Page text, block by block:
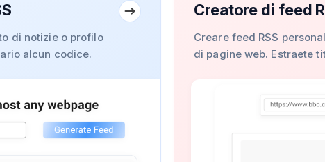
di notizie o profilo
alcun codice.
Creatore di feed
Creare feed RSS
di pagine web. Estraete